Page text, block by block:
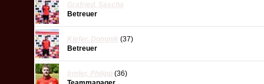
Grafried, Sascha
Betreuer
Kiefer, Dominik (37)
Betreuer
Irmler, Philipp (36)